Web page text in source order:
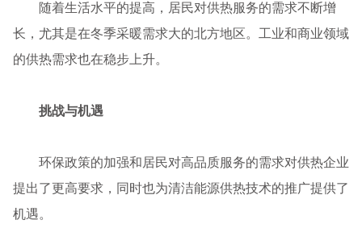
随着生活水平的提高，居民对供热服务的需求不断增
长，尤其是在冬季采暖需求大的北方地区。工业和商业领域
的供热需求也在稳步上升。
挑战与机遇
环保政策的加强和居民对高品质服务的需求对供热企业
提出了更高要求，同时也为清洁能源供热技术的推广提供了
机遇。